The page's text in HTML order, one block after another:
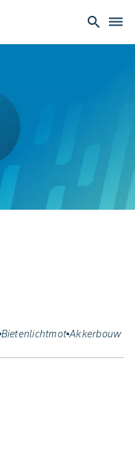
search dehaze
Bietenlichtmot Akkerbouw